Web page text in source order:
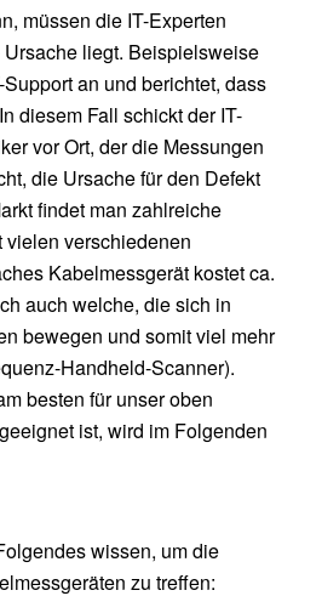
müssen die IT-Experten
liegt. Beispielsweise
an und berichtet, dass
diesem Fall schickt der IT-
vor Ort, der die Messungen
die Ursache für den Defekt
findet man zahlreiche
verschiedenen
Kabelmessgerät kostet ca.
auch welche, die sich in
bewegen und somit viel mehr
Handheld-Scanner).
besten für unser oben
ist, wird im Folgenden
wissen, um die
zu treffen: